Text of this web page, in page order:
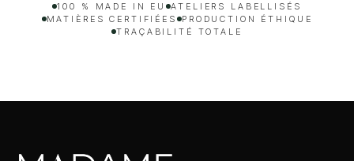
100 % MADE IN EU ATELIERS LABELLISÉS
MATIÈRES CERTIFIÉES
PRODUCTION ÉTHIQUE
TRAÇABILITÉ TOTALE